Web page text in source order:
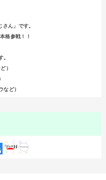
ん」です。
格参戦！！
。
）
など）